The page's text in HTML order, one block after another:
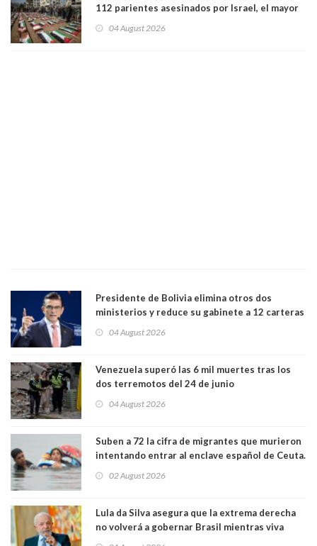
112 parientes asesinados por Israel, el mayor
muertos figuran 44 niños y nueve ancianos
04 August 2026
Presidente de Bolivia elimina otros dos
ministerios y reduce su gabinete a 12 carteras
04 August 2026
Venezuela superó las 6 mil muertes tras los
dos terremotos del 24 de junio
04 August 2026
Suben a 72 la cifra de migrantes que murieron
intentando entrar al enclave español de Ceuta.
02 August 2026
Lula da Silva asegura que la extrema derecha
no volverá a gobernar Brasil mientras viva